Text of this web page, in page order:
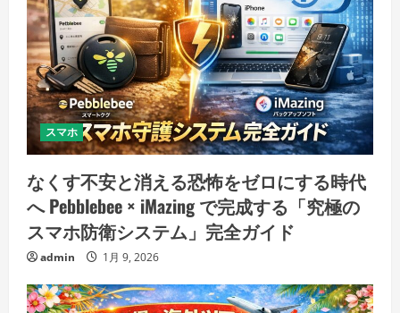
スマホ
なくす不安と消える恐怖をゼロにする時代
へ Pebblebee × iMazing で完成する「究極の
スマホ防衛システム」完全ガイド
admin 1月 9, 2026